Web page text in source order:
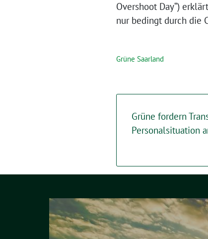
Overshoot Day“)
nur bedingt durch die
Grüne Saarland
Grüne fordern
Personalsituation